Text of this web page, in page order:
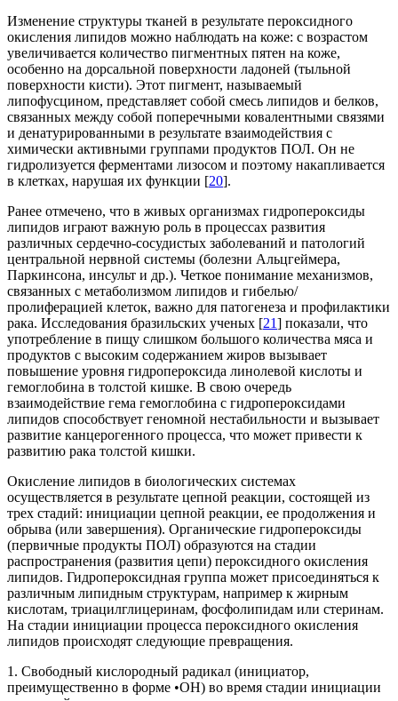
Изменение структуры тканей в результате пероксидного
окисления липидов можно наблюдать на коже: с возрастом
увеличивается количество пигментных пятен на коже,
особенно на дорсальной поверхности ладоней (тыльной
поверхности кисти). Этот пигмент, называемый
липофусцином, представляет собой смесь липидов и белков,
связанных между собой поперечными ковалентными связями
и денатурированными в результате взаимодействия с
химически активными группами продуктов ПОЛ. Он не
гидролизуется ферментами лизосом и поэтому накапливается
в клетках, нарушая их функции [20].
Ранее отмечено, что в живых организмах гидропероксиды
липидов играют важную роль в процессах развития
различных сердечно-сосудистых заболеваний и патологий
центральной нервной системы (болезни Альцгеймера,
Паркинсона, инсульт и др.). Четкое понимание механизмов,
связанных с метаболизмом липидов и гибелью/
пролиферацией клеток, важно для патогенеза и профилактики
рака. Исследования бразильских ученых [21] показали, что
употребление в пищу слишком большого количества мяса и
продуктов с высоким содержанием жиров вызывает
повышение уровня гидропероксида линолевой кислоты и
гемоглобина в толстой кишке. В свою очередь
взаимодействие гема гемоглобина с гидропероксидами
липидов способствует геномной нестабильности и вызывает
развитие канцерогенного процесса, что может привести к
развитию рака толстой кишки.
Окисление липидов в биологических системах
осуществляется в результате цепной реакции, состоящей из
трех стадий: инициации цепной реакции, ее продолжения и
обрыва (или завершения). Органические гидропероксиды
(первичные продукты ПОЛ) образуются на стадии
распространения (развития цепи) пероксидного окисления
липидов. Гидропероксидная группа может присоединяться к
различным липидным структурам, например к жирным
кислотам, триацилглицеринам, фосфолипидам или стеринам.
На стадии инициации процесса пероксидного окисления
липидов происходят следующие превращения.
1. Свободный кислородный радикал (инициатор,
преимущественно в форме •ОН) во время стадии инициации